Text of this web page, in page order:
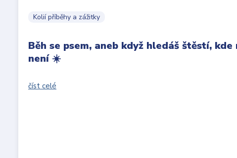
Kolií příběhy a zážitky
Běh se psem, aneb když hledáš štěstí,
není ☀️
číst celé